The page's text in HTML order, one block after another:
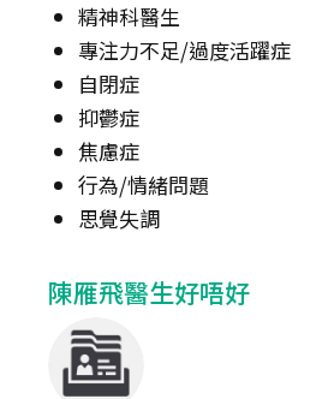
精神科醫生
專注力不足/過度活躍症
自閉症
抑鬱症
焦慮症
行為/情緒問題
思覺失調
陳雁飛醫生好唔好